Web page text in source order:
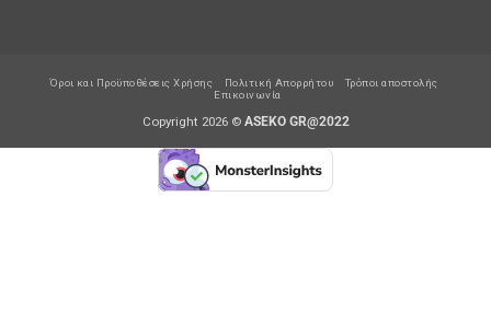
Όροι και Προϋποθέσεις Χρήσης Πολιτική Απορρήτου
Τρόποι αποστολής
Επικοινωνία
Copyright 2026 © ASEKO GR@2022